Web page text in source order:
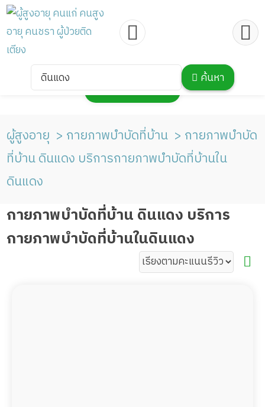
ดินแดง ค้นหา
กดเพื่อแสดงแผนที่
ผู้สูงอายุ กายภาพบำบัดที่บ้าน
กายภาพบำบัด
ที่บ้าน ดินแดง บริการกายภาพบำบัดที่บ้านใน
ดินแดง
กายภาพบำบัดที่บ้าน ดินแดง บริการ
กายภาพบำบัดที่บ้านในดินแดง